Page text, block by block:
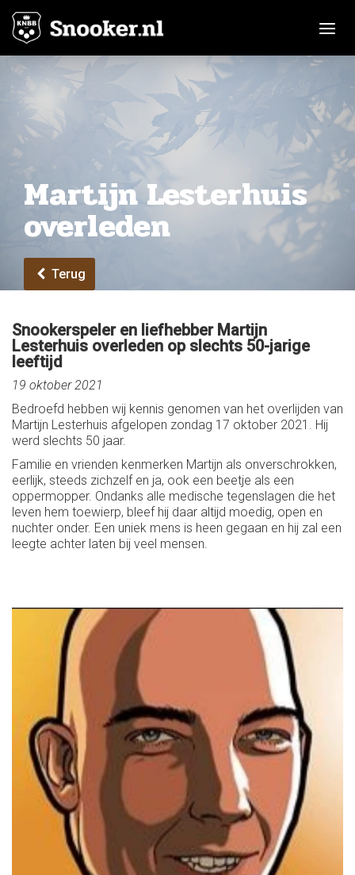
Martijn Lesterhuis
overleden
Terug
Snookerspeler en liefhebber Martijn
Lesterhuis overleden op slechts 50-jarige
leeftijd
19 oktober 2021
Bedroefd hebben wij kennis genomen van het overlijden van
Martijn Lesterhuis afgelopen zondag 17 oktober 2021. Hij
werd slechts 50 jaar.
Familie en vrienden kenmerken Martijn als onverschrokken,
eerlijk, steeds zichzelf en ja, ook een beetje als een
oppermopper. Ondanks alle medische tegenslagen die het
leven hem toewierp, bleef hij daar altijd moedig, open en
nuchter onder. Een uniek mens is heen gegaan en hij zal een
leegte achter laten bij veel mensen.